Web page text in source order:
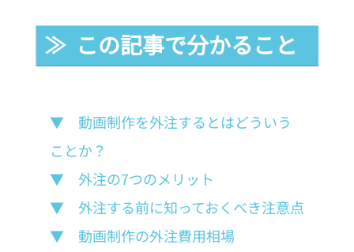
≫  この記事で分かること
▼　動画制作を外注するとはどういう
ことか？
▼　外注の7つのメリット
▼　外注する前に知っておくべき注意点
▼　動画制作の外注費用相場